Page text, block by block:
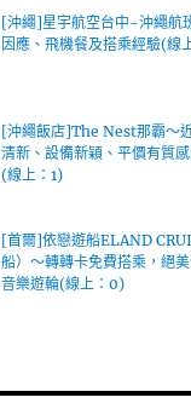
[沖繩]星宇航空台中-沖繩航
因應、飛機餐及搭乘經驗(線
[沖繩飯店]The Nest那霸～
清新、設備新穎、平價有質
(線上：1)
[首爾]依戀遊船ELAND
船）～轉轉卡免費搭乘，絕
音樂遊輪(線上：0)